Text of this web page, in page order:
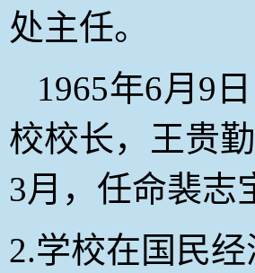
处主任。
1965年6月9日
校校长，王贵
3月，任命裴志
2.学校在国民